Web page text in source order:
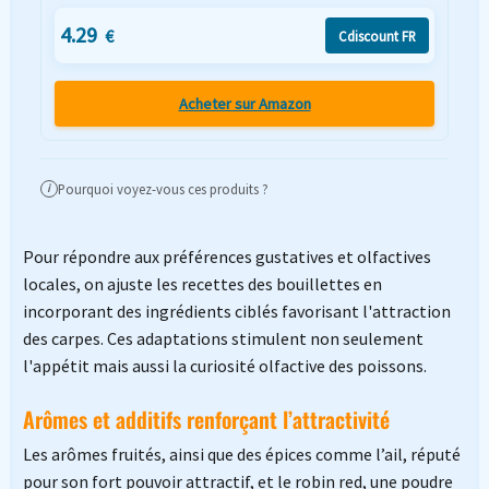
4.29 € Cdiscount FR
Acheter sur Amazon
i Pourquoi voyez-vous ces produits ?
Pour répondre aux préférences gustatives et olfactives
locales, on ajuste les recettes des bouillettes en
incorporant des ingrédients ciblés favorisant l'attraction
des carpes. Ces adaptations stimulent non seulement
l'appétit mais aussi la curiosité olfactive des poissons.
Arômes et additifs renforçant l’attractivité
Les arômes fruités, ainsi que des épices comme l’ail, réputé
pour son fort pouvoir attractif, et le robin red, une poudre